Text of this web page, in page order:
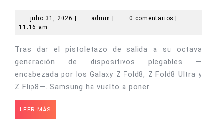
Samsung
S26
FE:
carga
julio 31, 2026 julio
admin admin0 comentarios
11:16 am
Tras dar el pistoletazo de salida a su octava
generación de dispositivos plegables —
encabezada por los Galaxy Z Fold8, Z Fold8 Ultra y
Z Flip8—, Samsung ha vuelto a poner
LEER MÁS
MÁS